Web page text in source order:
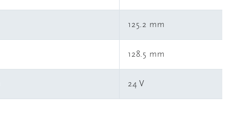
125.2 mm
128.5 mm
24 V